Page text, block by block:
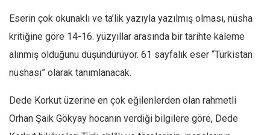
7 soruda bu hafta
Ekonomi
Spor
Gıda-Beslenme
Eserin çok okunaklı ve ta’lik yazıyla yazılmış olması, nüsha
kritiğine göre 14-16. yüzyıllar arasında bir tarihte kaleme
alınmış olduğunu düşündürüyor. 61 sayfalık eser “Türkistan
nüshası” olarak tanımlanacak.
Dede Korkut üzerine en çok eğilenlerden olan rahmetli
Orhan Şaik Gökyay hocanın verdiği bilgilere göre, Dede